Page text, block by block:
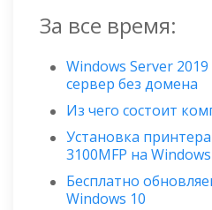
За все время:
Windows Server
сервер без домена
Из чего состоит
Установка
3100MFP на
Бесплатно
Windows 10